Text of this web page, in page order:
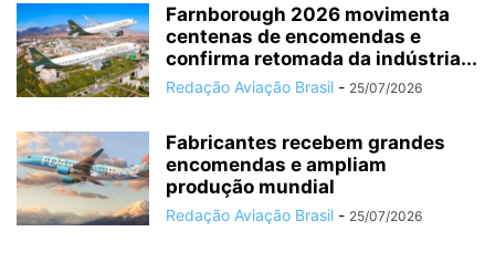
Farnborough 2026 movimenta
centenas de encomendas e
confirma retomada da indústria...
Redação Aviação Brasil - 25/07/2026
Fabricantes recebem grandes
encomendas e ampliam
produção mundial
Redação Aviação Brasil - 25/07/2026